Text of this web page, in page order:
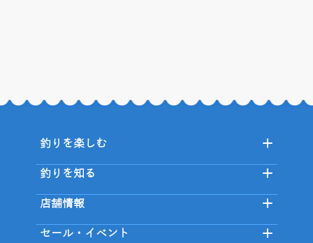
釣りを楽しむ
釣りを知る
店舗情報
セール・イベント